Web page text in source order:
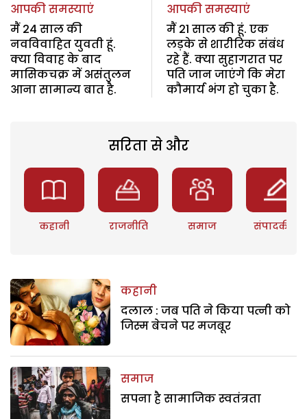
आपकी समस्याएं
मैं 24 साल की
नवविवाहित युवती हूं.
क्या विवाह के बाद
मासिकचक्र में असंतुलन
आना सामान्य बात है.
आपकी समस्याएं
मैं 21 साल की हूं. एक
लड़के से शारीरिक संबंध
रहे हैं. क्या सुहागरात पर
पति जान जाएंगे कि मेरा
कौमार्य भंग हो चुका है.
सरिता से और
कहानी राजनीति समाज संपादकीय
कहानी
दलाल : जब पति ने किया पत्नी को
जिस्म बेचने पर मजबूर
समाज
सपना है सामाजिक स्वतंत्रता